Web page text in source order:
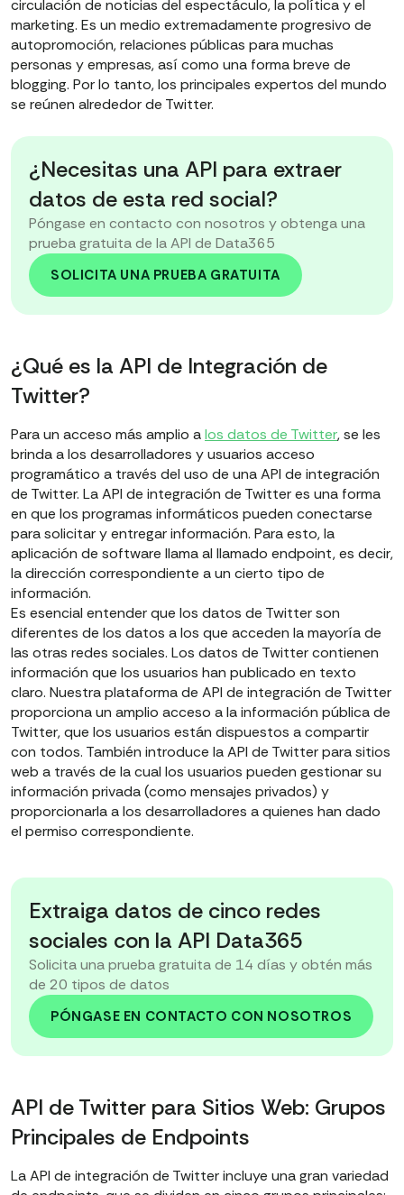
circulación de noticias del espectáculo, la política y el
marketing. Es un medio extremadamente progresivo de
autopromoción, relaciones públicas para muchas
personas y empresas, así como una forma breve de
blogging. Por lo tanto, los principales expertos del mundo
se reúnen alrededor de Twitter.
¿Necesitas una API para extraer
datos de esta red social?
Póngase en contacto con nosotros y obtenga una
prueba gratuita de la API de Data365
SOLICITA UNA PRUEBA GRATUITA
¿Qué es la API de Integración de
Twitter?
Para un acceso más amplio alos datos de Twitter, se les
brinda a los desarrolladores y usuarios acceso
programático a través del uso de una API de integración
de Twitter. La API de integración de Twitter es una forma
en que los programas informáticos pueden conectarse
para solicitar y entregar información. Para esto, la
aplicación de software llama al llamado endpoint, es decir,
la dirección correspondiente a un cierto tipo de
información.
Es esencial entender que los datos de Twitter son
diferentes de los datos a los que acceden la mayoría de
las otras redes sociales. Los datos de Twitter contienen
información que los usuarios han publicado en texto
claro. Nuestra plataforma de API de integración de Twitter
proporciona un amplio acceso a la información pública de
Twitter, que los usuarios están dispuestos a compartir
con todos. También introduce la API de Twitter para sitios
web a través de la cual los usuarios pueden gestionar su
información privada (como mensajes privados) y
proporcionarla a los desarrolladores a quienes han dado
el permiso correspondiente.
Extraiga datos de cinco redes
sociales con la API Data365
Solicita una prueba gratuita de 14 días y obtén más
de 20 tipos de datos
PÓNGASE EN CONTACTO CON NOSOTROS
API de Twitter para Sitios Web: Grupos
Principales de Endpoints
La API de integración de Twitter incluye una gran variedad